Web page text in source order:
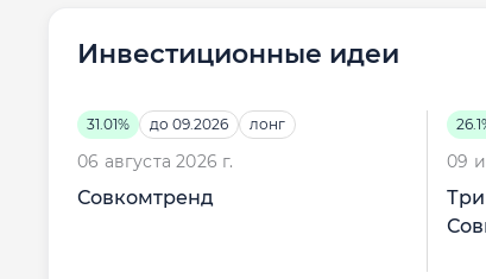
Инвестиционные идеи
31.01% до 09.2026 лонг
06 августа 2026 г.
Совкомтренд
09